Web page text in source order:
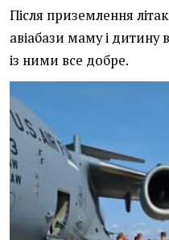
Після приземлення
авіабази маму і дитину
із ними все добре.